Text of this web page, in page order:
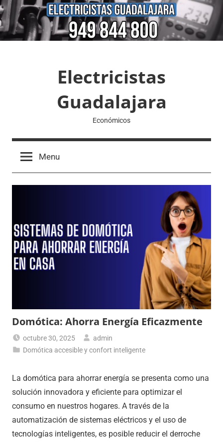
Skip
to
content
Electricistas
Guadalajara
Económicos
Menu
Domótica: Ahorra Energía Eficazmente
octubre 30, 2025
admin
Domótica accesible y confort inteligente
La domótica para ahorrar energía se presenta como una
solución innovadora y eficiente para optimizar el
consumo en nuestros hogares. A través de la
automatización de sistemas eléctricos y el uso de
tecnologías inteligentes, es posible reducir el derroche